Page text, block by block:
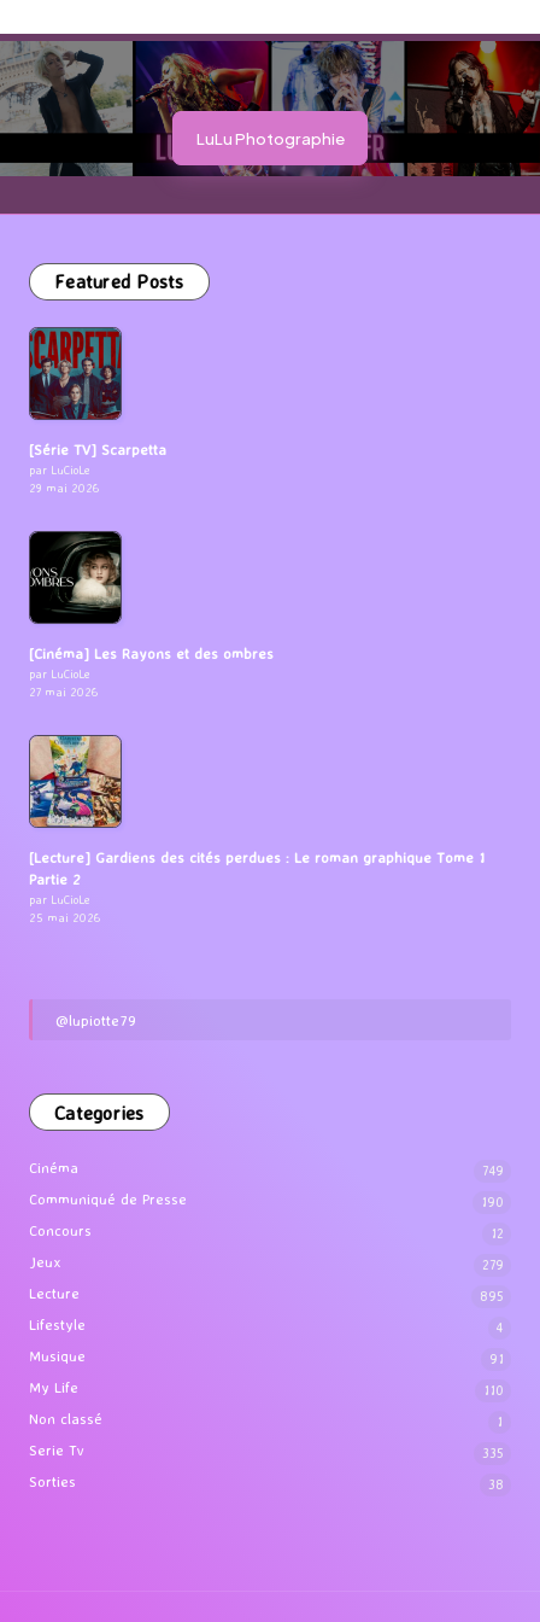
LuLu Photographie
Featured Posts
[Série TV] Scarpetta
par LuCioLe
29 mai 2026
[Cinéma] Les Rayons et des ombres
par LuCioLe
27 mai 2026
[Lecture] Gardiens des cités perdues : Le roman graphique Tome 1
Partie 2
par LuCioLe
25 mai 2026
@lupiotte79
Categories
Cinéma 749
Communiqué de Presse 190
Concours 12
Jeux 279
Lecture 895
Lifestyle 4
Musique 91
My Life 110
Non classé 1
Serie Tv 335
Sorties 38